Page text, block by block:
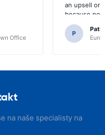
Office
an upsell or
because no
time of
P
na naše specialisty na